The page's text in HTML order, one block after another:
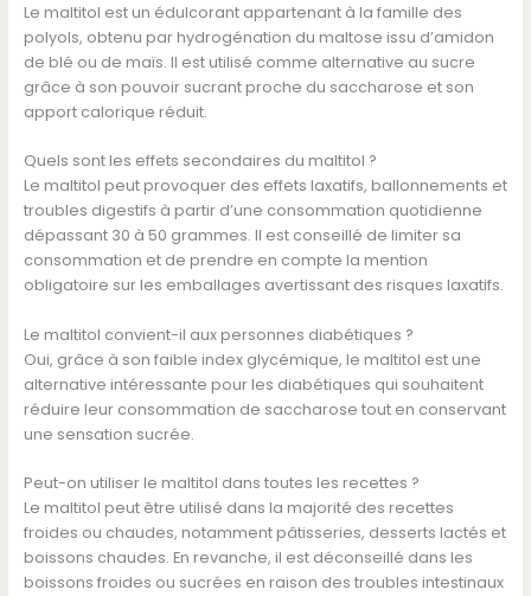
Le maltitol est un édulcorant appartenant à la famille des
polyols, obtenu par hydrogénation du maltose issu d’amidon
de blé ou de maïs. Il est utilisé comme alternative au sucre
grâce à son pouvoir sucrant proche du saccharose et son
apport calorique réduit.
Quels sont les effets secondaires du maltitol ?
Le maltitol peut provoquer des effets laxatifs, ballonnements et
troubles digestifs à partir d’une consommation quotidienne
dépassant 30 à 50 grammes. Il est conseillé de limiter sa
consommation et de prendre en compte la mention
obligatoire sur les emballages avertissant des risques laxatifs.
Le maltitol convient-il aux personnes diabétiques ?
Oui, grâce à son faible index glycémique, le maltitol est une
alternative intéressante pour les diabétiques qui souhaitent
réduire leur consommation de saccharose tout en conservant
une sensation sucrée.
Peut-on utiliser le maltitol dans toutes les recettes ?
Le maltitol peut être utilisé dans la majorité des recettes
froides ou chaudes, notamment pâtisseries, desserts lactés et
boissons chaudes. En revanche, il est déconseillé dans les
boissons froides ou sucrées en raison des troubles intestinaux